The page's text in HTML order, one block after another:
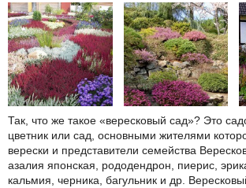
Так, что же такое «вересковый сад»? Это
цветник или сад, основными жителями
верески и представители семейства
азалия японская, рододендрон, пиерис,
кальмия, черника, багульник и др.